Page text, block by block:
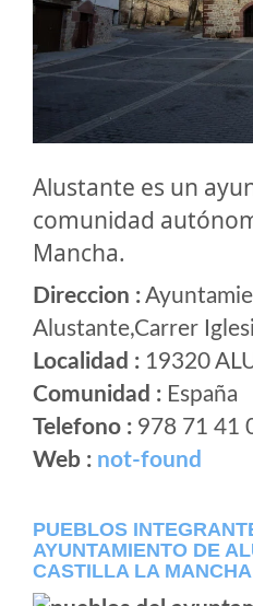
Alustante es un
comunidad
Mancha.
Direccion :
Alustante,Carrer
Localidad : 19320
Comunidad : España
Telefono : 978 71 41
Web : not-found
PUEBLOS
AYUNTAMIENTO DE
CASTILLA LA MANCHA